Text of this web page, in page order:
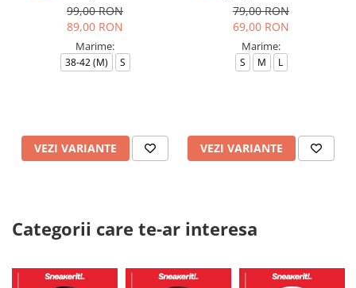
99,00 RON
89,00 RON
Marime:
38-42 (M) S
VEZI VARIANTE
79,00 RON
69,00 RON
Marime:
S M L
VEZI VARIANTE
Categorii care te-ar interesa